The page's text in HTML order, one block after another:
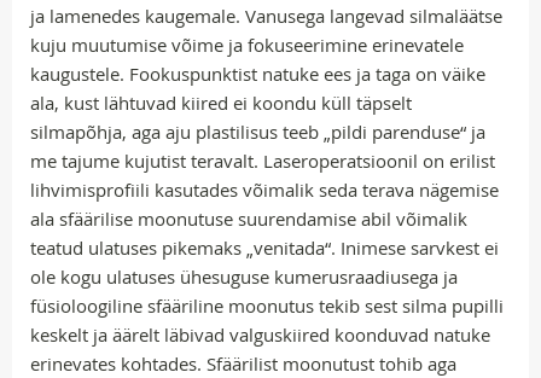
ja lamenedes kaugemale. Vanusega langevad silmaläätse
kuju muutumise võime ja fokuseerimine erinevatele
kaugustele. Fookuspunktist natuke ees ja taga on väike
ala, kust lähtuvad kiired ei koondu küll täpselt
silmapõhja, aga aju plastilisus teeb „pildi parenduse“ ja
me tajume kujutist teravalt. Laseroperatsioonil on erilist
lihvimisprofiili kasutades võimalik seda terava nägemise
ala sfäärilise moonutuse suurendamise abil võimalik
teatud ulatuses pikemaks „venitada“. Inimese sarvkest ei
ole kogu ulatuses ühesuguse kumerusraadiusega ja
füsioloogiline sfääriline moonutus tekib sest silma pupilli
keskelt ja äärelt läbivad valguskiired koonduvad natuke
erinevates kohtades. Sfäärilist moonutust tohib aga